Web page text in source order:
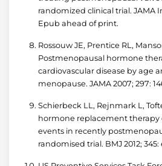
randomized clinical trial. JAMA
Epub ahead of print.
Rossouw JE, Prentice RL,
Postmenopausal hormone
cardiovascular disease by age
menopause. JAMA 2007; 297:
Schierbeck LL, Rejnmark L,
hormone replacement therapy
events in recently
randomised trial. BMJ 2012; 345: